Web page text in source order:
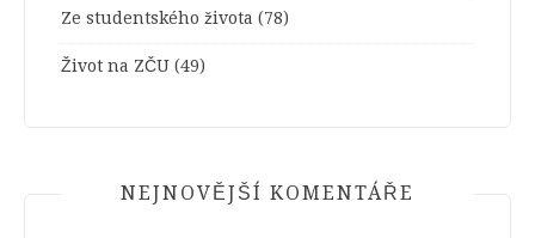
Ze studentského života (78)
Život na ZČU (49)
NEJNOVĚJŠÍ KOMENTÁŘE